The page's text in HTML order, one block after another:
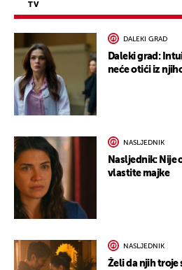
TV
DALEKI GRAD
Daleki grad:
neće otići iz
NASLJEDNIK
Nasljednik: Nije
vlastite majke
NASLJEDNIK
Želi da njih troje